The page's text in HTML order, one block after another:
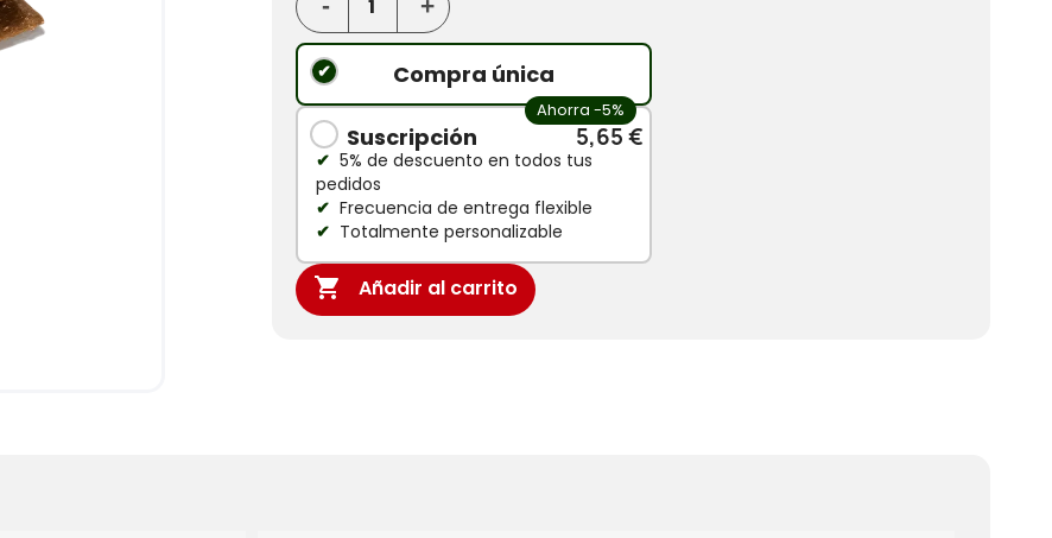
Compra única
Ahorra -5%
Suscripción 5,65 €
5% de descuento en todos tus
pedidos
Frecuencia de entrega flexible
Totalmente personalizable
 Añadir al carrito